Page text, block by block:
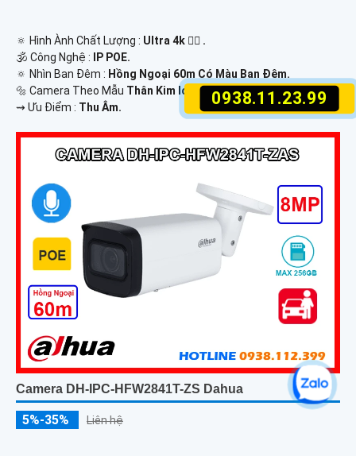
0938.11.23.99
🔅 Hình Ành Chất Lượng : Ultra 4k 👍🏾 .
🕉️ Công Nghệ :
IP POE.
🔅 Nhìn Ban Đêm : Hồng Ngoại 60m Có Màu Ban Ðêm.
🔩 Camera Theo Mẫu Thân Kim loại.
️⇝ Ưu Điểm : Thu Âm.
Camera DH-IPC-HFW2841T-ZS Dahua
5%-35% Liên hệ